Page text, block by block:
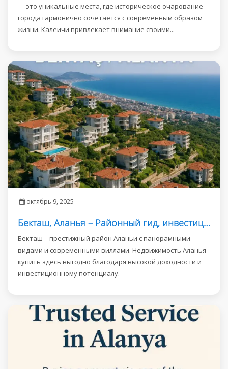
— это уникальные места, где историческое очарование
города гармонично сочетается с современным образом
жизни. Калеичи привлекает внимание своими...
октябрь 9, 2025
Бекташ, Аланья – Районный гид, инвестиции и возможности недвижимости
Бекташ – престижный район Аланьи с панорамными
видами и современными виллами. Недвижимость Аланья
купить здесь выгодно благодаря высокой доходности и
инвестиционному потенциалу.